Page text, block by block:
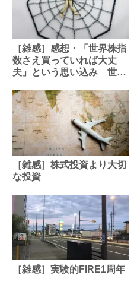
［雑感］感想・「世界株指
数さえ買っていれば大丈
夫」という思い込み 世界
ワナ”【解説：三井住友DS
アセットマネジメント・チ
ーフグローバルストラテジ
スト】
［雑感］株式投資より大切
な投資
［雑感］実験的FIRE1周年